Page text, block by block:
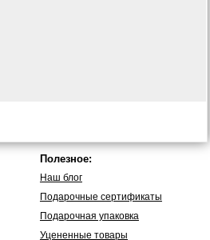
Полезное:
Наш блог
Подарочные сертификаты
Подарочная упаковка
Уцененные товары